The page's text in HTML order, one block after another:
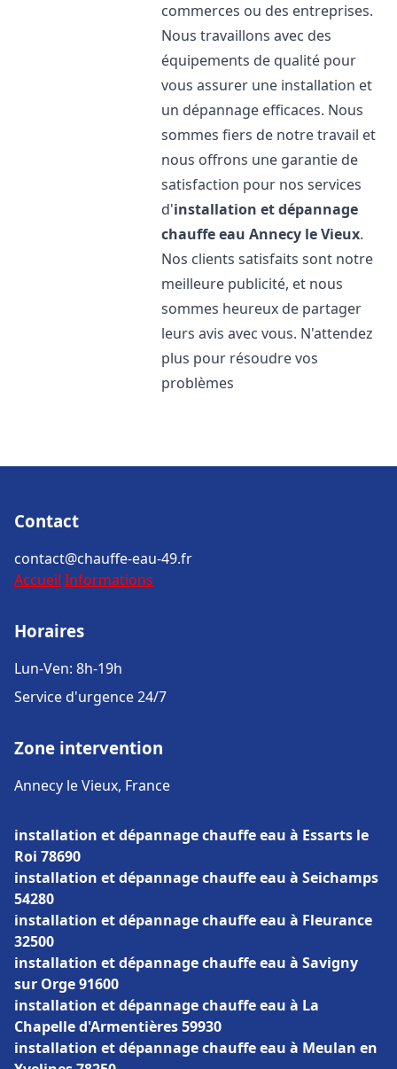
commerces ou des entreprises.
Nous travaillons avec des
équipements de qualité pour
vous assurer une installation et
un dépannage efficaces. Nous
sommes fiers de notre travail et
nous offrons une garantie de
satisfaction pour nos services
d'installation et dépannage
chauffe eau Annecy le Vieux.
Nos clients satisfaits sont notre
meilleure publicité, et nous
sommes heureux de partager
leurs avis avec vous. N'attendez
plus pour résoudre vos
problèmes
Contact
contact@chauffe-eau-49.fr
Accueil Informations
Horaires
Lun-Ven: 8h-19h
Service d'urgence 24/7
Zone intervention
Annecy le Vieux, France
installation et dépannage chauffe eau à Essarts le
Roi 78690
installation et dépannage chauffe eau à Seichamps
54280
installation et dépannage chauffe eau à Fleurance
32500
installation et dépannage chauffe eau à Savigny
sur Orge 91600
installation et dépannage chauffe eau à La
Chapelle d'Armentières 59930
installation et dépannage chauffe eau à Meulan en